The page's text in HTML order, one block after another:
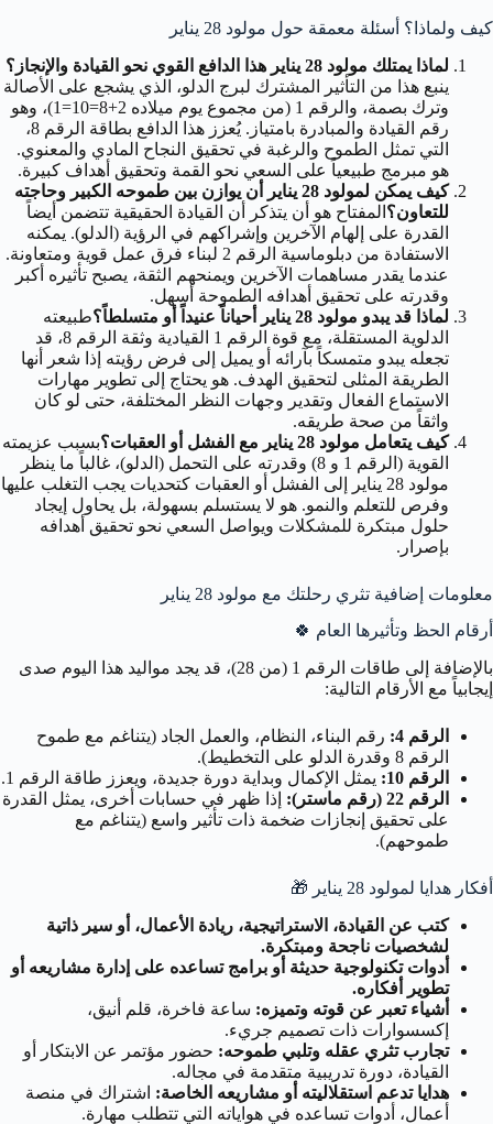
كيف ولماذا؟ أسئلة معمقة حول مولود 28 يناير
لماذا يمتلك مولود 28 يناير هذا الدافع القوي نحو القيادة والإنجاز؟
ينبع هذا من التأثير المشترك لبرج الدلو، الذي يشجع على الأصالة
وترك بصمة، والرقم 1 (من مجموع يوم ميلاده 2+8=10=1)، وهو
رقم القيادة والمبادرة بامتياز. يُعزز هذا الدافع بطاقة الرقم 8،
التي تمثل الطموح والرغبة في تحقيق النجاح المادي والمعنوي.
هو مبرمج طبيعياً على السعي نحو القمة وتحقيق أهداف كبيرة.
كيف يمكن لمولود 28 يناير أن يوازن بين طموحه الكبير وحاجته
للتعاون؟ المفتاح هو أن يتذكر أن القيادة الحقيقية تتضمن أيضاً
القدرة على إلهام الآخرين وإشراكهم في الرؤية (الدلو). يمكنه
الاستفادة من دبلوماسية الرقم 2 لبناء فرق عمل قوية ومتعاونة.
عندما يقدر مساهمات الآخرين ويمنحهم الثقة، يصبح تأثيره أكبر
وقدرته على تحقيق أهدافه الطموحة أسهل.
لماذا قد يبدو مولود 28 يناير أحياناً عنيداً أو متسلطاً؟
طبيعته
الدلوية المستقلة، مع قوة الرقم 1 القيادية وثقة الرقم 8، قد
تجعله يبدو متمسكاً بآرائه أو يميل إلى فرض رؤيته إذا شعر أنها
الطريقة المثلى لتحقيق الهدف. هو يحتاج إلى تطوير مهارات
الاستماع الفعال وتقدير وجهات النظر المختلفة، حتى لو كان
واثقاً من صحة طريقه.
كيف يتعامل مولود 28 يناير مع الفشل أو العقبات؟
بسبب عزيمته
القوية (الرقم 1 و 8) وقدرته على التحمل (الدلو)، غالباً ما ينظر
مولود 28 يناير إلى الفشل أو العقبات كتحديات يجب التغلب عليها
وفرص للتعلم والنمو. هو لا يستسلم بسهولة، بل يحاول إيجاد
حلول مبتكرة للمشكلات ويواصل السعي نحو تحقيق أهدافه
بإصرار.
معلومات إضافية تثري رحلتك مع مولود 28 يناير
أرقام الحظ وتأثيرها العام 🍀
بالإضافة إلى طاقات الرقم 1 (من 28)، قد يجد مواليد هذا اليوم صدى
إيجابياً مع الأرقام التالية:
الرقم 4:
رقم البناء، النظام، والعمل الجاد (يتناغم مع طموح
الرقم 8 وقدرة الدلو على التخطيط).
الرقم 10:
يمثل الإكمال وبداية دورة جديدة، ويعزز طاقة الرقم 1.
الرقم 22 (رقم ماستر):
إذا ظهر في حسابات أخرى، يمثل القدرة
على تحقيق إنجازات ضخمة ذات تأثير واسع (يتناغم مع
طموحهم).
أفكار هدايا لمولود 28 يناير
🎁
كتب عن القيادة، الاستراتيجية، ريادة الأعمال، أو سير ذاتية
لشخصيات ناجحة ومبتكرة.
أدوات تكنولوجية حديثة أو برامج تساعده على إدارة مشاريعه أو
تطوير أفكاره.
أشياء تعبر عن قوته وتميزه: ساعة فاخرة، قلم أنيق،
إكسسوارات ذات تصميم جريء.
تجارب تثري عقله وتلبي طموحه: حضور مؤتمر عن الابتكار أو
القيادة، دورة تدريبية متقدمة في مجاله.
هدايا تدعم استقلاليته أو مشاريعه الخاصة: اشتراك في منصة
أعمال، أدوات تساعده في هواياته التي تتطلب مهارة.